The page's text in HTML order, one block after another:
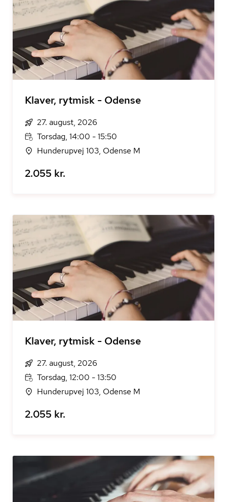
Klaver, rytmisk - Odense
27. august, 2026
Torsdag, 14:00 - 15:50
Hunderupvej 103, Odense M
2.055 kr.
Klaver, rytmisk - Odense
27. august, 2026
Torsdag, 12:00 - 13:50
Hunderupvej 103, Odense M
2.055 kr.